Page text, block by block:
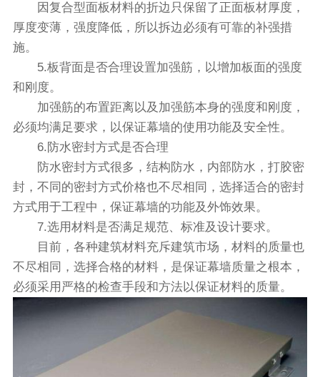
因复合型面板材料的折边只保留了正面板材厚度，
厚度变薄，强度降低，所以拆边必须有可靠的补强措
施。
5.板背面是否合理设置加强筋，以增加板面的强度
和刚度。
加强筋的布置距离以及加强筋本身的强度和刚度，
必须均满足要求，以保证幕墙的使用功能及安全性。
6.防水密封方式是否合理
防水密封方式很多，结构防水，内部防水，打胶密
封，不同的密封方式价格也不尽相同，选择适合的密封
方式用于工程中，保证幕墙的功能及外饰效果。
7.选用材料是否满足规范、标准及设计要求。
目前，各种建筑材料充斥建筑市场，材料的质量也
不尽相同，选择合格的材料，是保证幕墙质量之根本，
必须采用严格的检查手段和方法以保证材料的质量。